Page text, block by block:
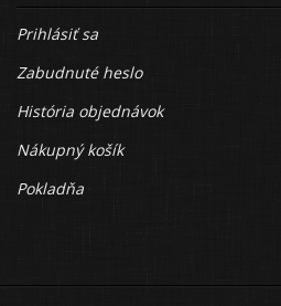
Prihlásiť sa
Zabudnuté heslo
História objednávok
Nákupný košík
Pokladňa